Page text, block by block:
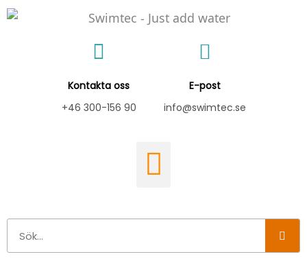
Hoppa
Kontakta oss
+46 300-156 90
E-post
info@swimtec.se